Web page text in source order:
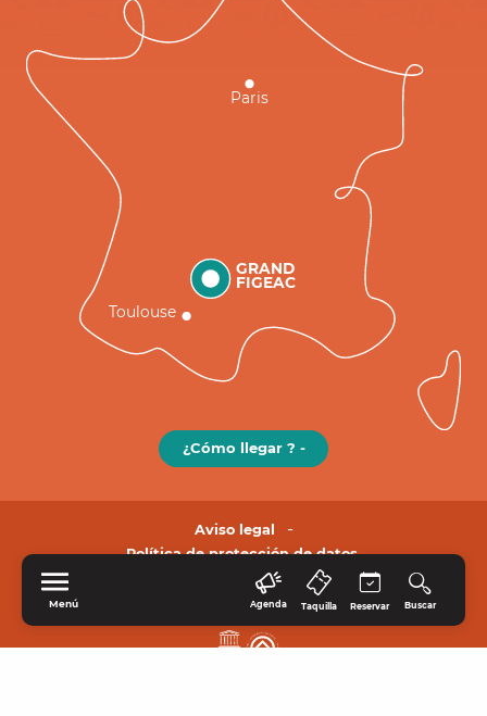
Menú Agenda Taquilla Reservar Buscar
GRAND
FIGEAC
Toulouse
Paris
¿Cómo llegar ? -
Aviso legal
Política de protección de datos.